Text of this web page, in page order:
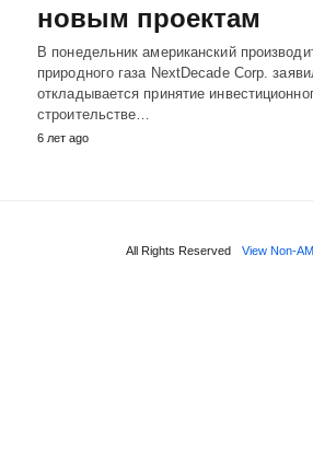
новым проектам
В понедельник американский
природного газа NextDecade Corp.
откладывается принятие
строительстве…
6 лет ago
All Rights Reserved View Non-